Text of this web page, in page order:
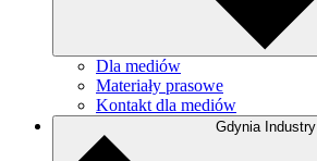
Dla mediów
Materiały prasowe
Kontakt dla mediów
Gdynia Industry